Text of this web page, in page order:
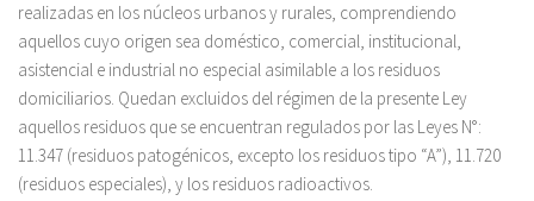
realizadas en los núcleos urbanos y rurales, comprendiendo
aquellos cuyo origen sea doméstico, comercial, institucional,
asistencial e industrial no especial asimilable a los residuos
domiciliarios. Quedan excluidos del régimen de la presente Ley
aquellos residuos que se encuentran regulados por las Leyes N°:
11.347 (residuos patogénicos, excepto los residuos tipo “A”), 11.720
(residuos especiales), y los residuos radioactivos.